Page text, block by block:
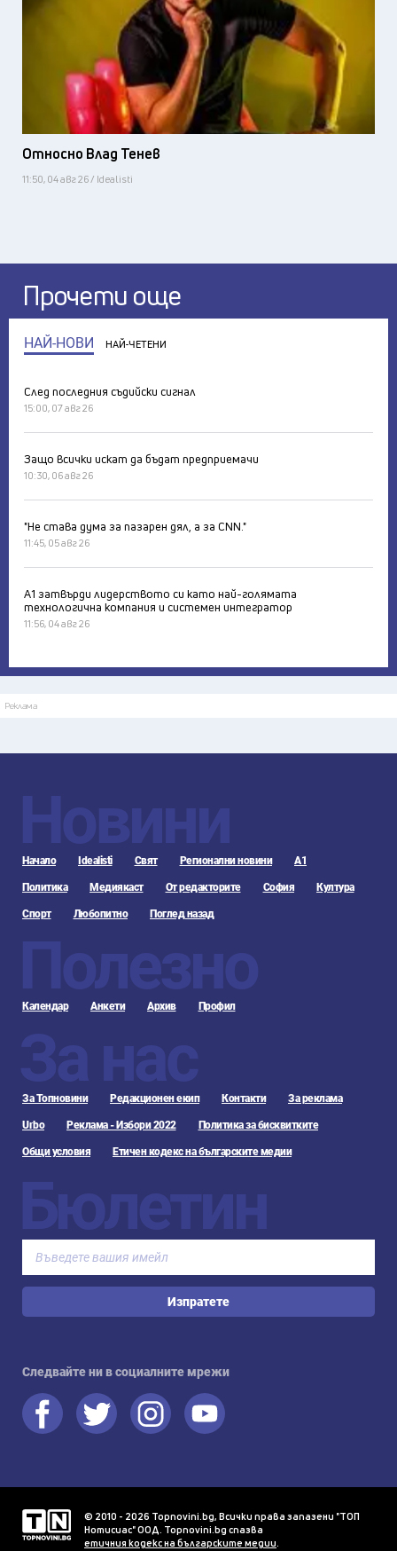
Относно Влад Тенев
11:50, 04 авг 26 / Idealisti
Прочети още
НАЙ-НОВИ НАЙ-ЧЕТЕНИ
След последния съдийски сигнал
15:00, 07 авг 26
Защо всички искат да бъдат предприемачи
10:30, 06 авг 26
"Не става дума за пазарен дял, а за CNN."
11:45, 05 авг 26
А1 затвърди лидерството си като най-голямата
технологична компания и системен интегратор
11:56, 04 авг 26
Реклама
Новини
Начало Idealisti Свят Регионални новини А1
Политика Медиякаст От редакторите София Култура
Спорт Любопитно Поглед назад
Полезно
Календар Анкети Архив Профил
За нас
За Топновини Редакционен екип Контакти За реклама
Urbo Реклама - Избори 2022 Политика за бисквитките
Общи условия Етичен кодекс на българските медии
Бюлетин
Изпратете
Следвайте ни в социалните мрежи
© 2010 - 2026 Topnovini.bg, Всички права запазени "ТОП
Нотисиас" ООД. Topnovini.bg спазва
етичния кодекс на българските медии.